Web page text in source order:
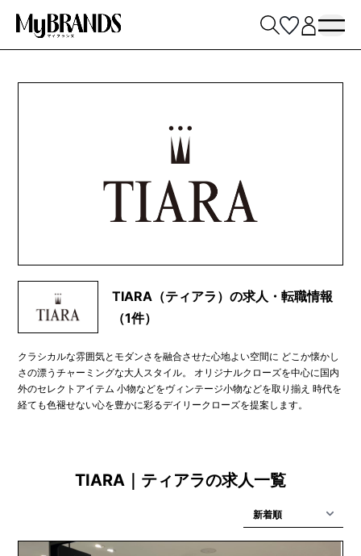
TIARA（ティアラ）の求人・転職情報
（1件）
クラシカルな雰囲気とモダンさを融合させた心地よい空間に どこか懐かし
さの漂うチャーミングな大人スタイル。 オリジナルクローズを中心に国内
外のセレクトアイテム 小物などをヴィンテージ小物などを取り揃え 時代を
経ても色褪せない心を豊かに彩るデイリークローズを提案します。
TIARA｜ティアラの求人一覧